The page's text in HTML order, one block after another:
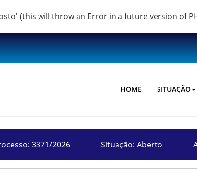
(this will throw an Error in a future version of
HOME SITUAÇÃO
3371/2026 Situação: Aberto